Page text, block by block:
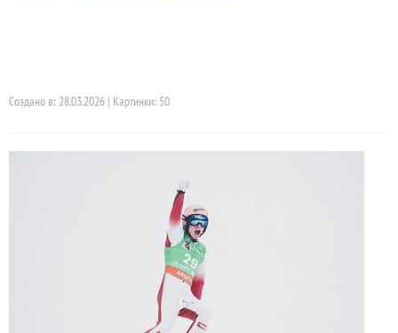
Создано в: 28.03.2026 | Картинки: 50